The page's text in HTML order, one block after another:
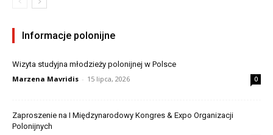
Informacje polonijne
Wizyta studyjna młodzieży polonijnej w Polsce
Marzena Mavridis - 15 lipca, 2026 0
Zaproszenie na I Międzynarodowy Kongres & Expo Organizacji
Polonijnych